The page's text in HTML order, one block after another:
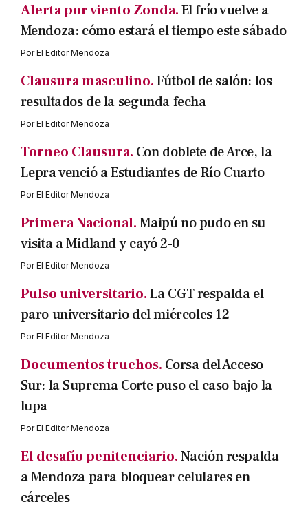
Alerta por viento Zonda.El frío vuelve a
Mendoza: cómo estará el tiempo este sábado
PorEl Editor Mendoza
Clausura masculino.Fútbol de salón: los
resultados de la segunda fecha
PorEl Editor Mendoza
Torneo Clausura. Con doblete de Arce, la
Lepra venció a Estudiantes de Río Cuarto
PorEl Editor Mendoza
Primera Nacional.Maipú no pudo en su
visita a Midland y cayó 2-0
PorEl Editor Mendoza
Pulso universitario.La CGT respalda el
paro universitario del miércoles 12
PorEl Editor Mendoza
Documentos truchos. Corsa del Acceso
Sur: la Suprema Corte puso el caso bajo la
lupa
PorEl Editor Mendoza
El desafío penitenciario.Nación respalda
a Mendoza para bloquear celulares en
cárceles